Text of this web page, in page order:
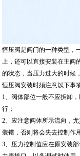
恒压阀是阀门的一种类型，
上，还可以直接安装在主阀
的状态，当压力过大的时候
恒压阀安装时须注意以下事
1、阀体部位一般不应拆卸
行；
2、应注意阀体所示流向，
装错，否则将会失去控制作
3、压力控制值应在原安装